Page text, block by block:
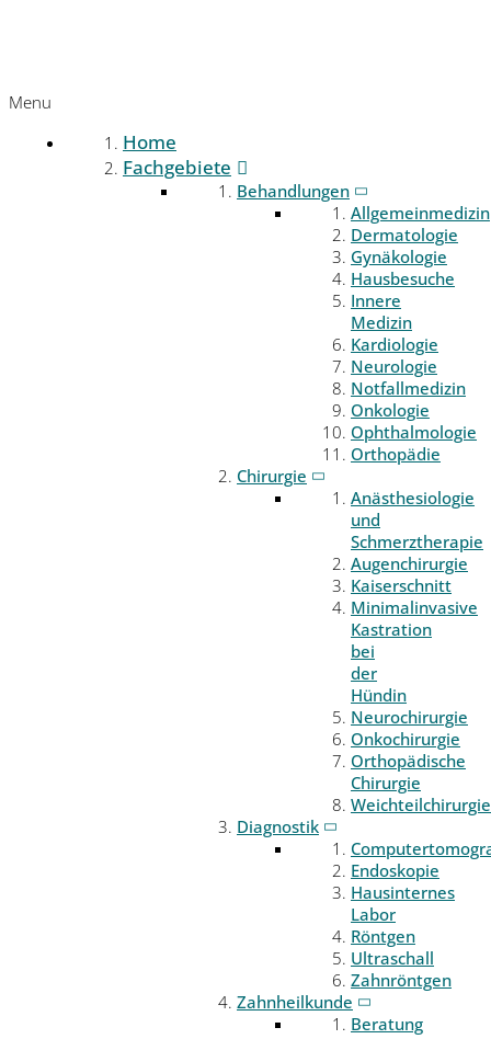
Menu
Home
Fachgebiete
Behandlungen
Allgemeinmedizin
Dermatologie
Gynäkologie
Hausbesuche
Innere
Medizin
Kardiologie
Neurologie
Notfallmedizin
Onkologie
Ophthalmologie
Orthopädie
Chirurgie
Anästhesiologie
und
Schmerztherapie
Augenchirurgie
Kaiserschnitt
Minimalinvasive
Kastration
bei
der
Hündin
Neurochirurgie
Onkochirurgie
Orthopädische
Chirurgie
Weichteilchirurgie
Diagnostik
Endoskopie
Hausinternes
Labor
Röntgen
Ultraschall
Zahnröntgen
Zahnheilkunde
Beratung